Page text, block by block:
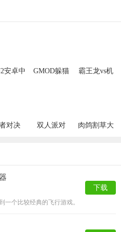
冷静，快速击败敌人。
战斗队伍越来越强大。
其设置为中文，就调成中文了。
【多人游戏】模式，进入游戏。
安卓中
GMOD躲猫
霸王龙vs机
对决 双人派对
肉鸽割草大
一个比较经典的飞行游戏。
下载